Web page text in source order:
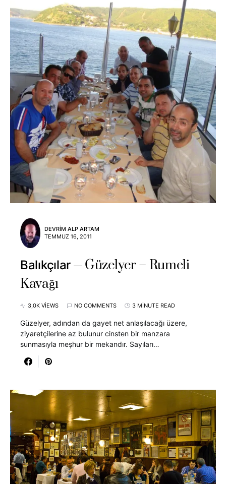
DEVRIM ALP ARTAM
TEMMUZ 16, 2011
Balıkçılar
Güzelyer – Rumeli
Kavağı
3,0K VIEWS NO COMMENTS 3 MINUTE READ
Güzelyer, adından da gayet net anlaşılacağı üzere,
ziyaretçilerine az bulunur cinsten bir manzara
sunmasıyla meşhur bir mekandır. Sayıları…